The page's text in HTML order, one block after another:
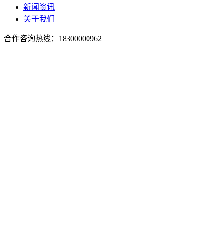
新闻资讯
关于我们
合作咨询热线： 18300000962